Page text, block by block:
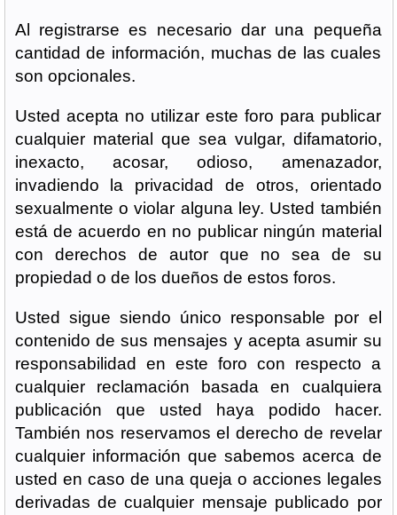
Al registrarse es necesario dar una pequeña
cantidad de información, muchas de las cuales
son opcionales.
Usted acepta no utilizar este foro para publicar
cualquier material que sea vulgar, difamatorio,
inexacto, acosar, odioso, amenazador,
invadiendo la privacidad de otros, orientado
sexualmente o violar alguna ley. Usted también
está de acuerdo en no publicar ningún material
con derechos de autor que no sea de su
propiedad o de los dueños de estos foros.
Usted sigue siendo único responsable por el
contenido de sus mensajes y acepta asumir su
responsabilidad en este foro con respecto a
cualquier reclamación basada en cualquiera
publicación que usted haya podido hacer.
También nos reservamos el derecho de revelar
cualquier información que sabemos acerca de
usted en caso de una queja o acciones legales
derivadas de cualquier mensaje publicado por